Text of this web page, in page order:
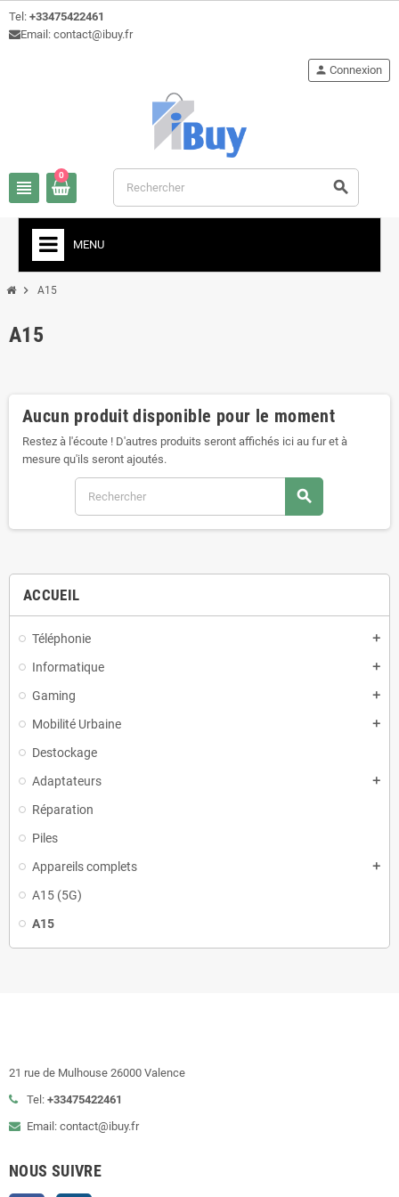
Tel: +33475422461
Email: contact@ibuy.fr
view_headline
person Connexion
0
search
MENU
chevron_right A15
ACCUEIL
Téléphonie add
Informatique add
Gaming add
Mobilité Urbaine add
Destockage
Adaptateurs
add
Réparation
Piles
Appareils complets
add
A15 (5G)
A15
A15
Aucun produit disponible pour le moment
Restez à l'écoute ! D'autres produits seront affichés ici au fur et à
mesure qu'ils seront ajoutés.
search
21 rue de Mulhouse 26000 Valence
Tel: +33475422461
Email: contact@ibuy.fr
NOUS SUIVRE